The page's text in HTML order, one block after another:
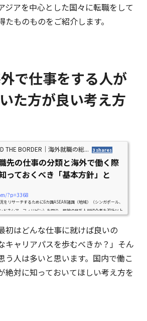
ジアを中心とした国々に転職をして
たものものをご紹介します。
で仕事をする人が
た方が良い考え方
THE BORDER｜海外就職の総... 3 shares
先の仕事の分類と海外で働く際
っておくべき「基本方針」と
?p=3368
をリサーチするために6カ国ASEAN諸国（地域）（シンガポール、
ドネシア、フィリピン）を回り、現地の日系人材紹介者を30社以上
初はどんな仕事に就けば良いの
キャリアパスを歩むべきか？」そん
う人は多いと思います。国内で働こ
絶対に知っておいてほしい考え方を